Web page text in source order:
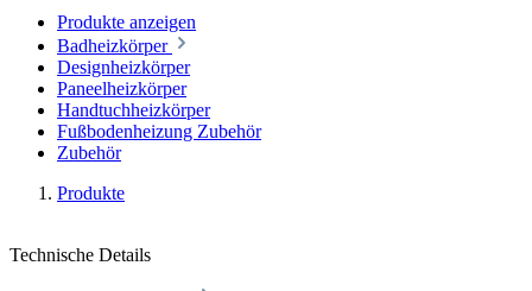
Produkte anzeigen
Badheizkörper
Designheizkörper
Paneelheizkörper
Handtuchheizkörper
Fußbodenheizung Zubehör
Zubehör
Produkte
Technische Details